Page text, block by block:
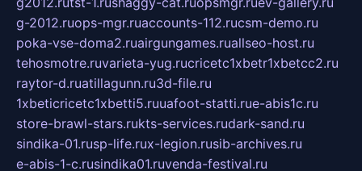
g-2012.ruops-mgr.ruaccounts-112.rucsm-demo.ru
poka-vse-doma2.ruairgungames.ruallseo-host.ru
tehosmotre.ruvarieta-yug.rucricetc1xbetr1xbetcc2.ru
raytor-d.ruatillagunn.ru3d-file.ru
1xbeticricetc1xbetti5.ruuafoot-statti.rue-abis1c.ru
store-brawl-stars.rukts-services.rudark-sand.ru
sindika-01.rusp-life.rux-legion.rusib-archives.ru
e-abis-1-c.rusindika01.ruvenda-festival.ru